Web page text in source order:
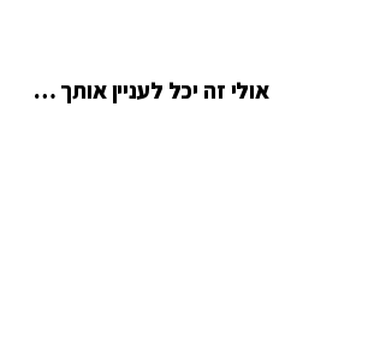
אולי זה יכל לעניין אותך …